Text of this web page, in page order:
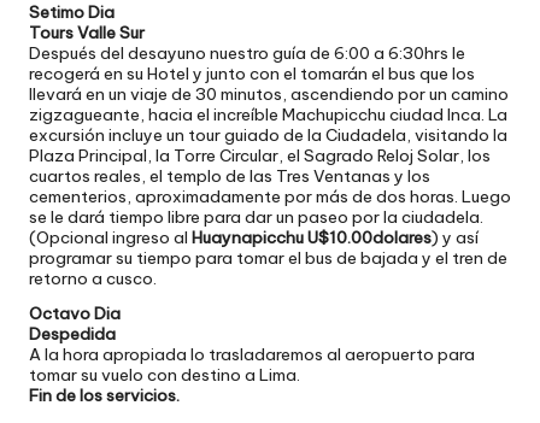
Setimo Dia
Tours Valle Sur
Después del desayuno nuestro guía de 6:00 a 6:30hrs le
recogerá en su Hotel y junto con el tomarán el bus que los
llevará en un viaje de 30 minutos, ascendiendo por un camino
zigzagueante, hacia el increíble Machupicchu ciudad Inca. La
excursión incluye un tour guiado de la Ciudadela, visitando la
Plaza Principal, la Torre Circular, el Sagrado Reloj Solar, los
cuartos reales, el templo de las Tres Ventanas y los
cementerios, aproximadamente por más de dos horas. Luego
se le dará tiempo libre para dar un paseo por la ciudadela.
(Opcional ingreso al Huaynapicchu U$10.00dolares) y así
programar su tiempo para tomar el bus de bajada y el tren de
retorno a cusco.
Octavo Dia
Despedida
A la hora apropiada lo trasladaremos al aeropuerto para
tomar su vuelo con destino a Lima.
Fin de los servicios.